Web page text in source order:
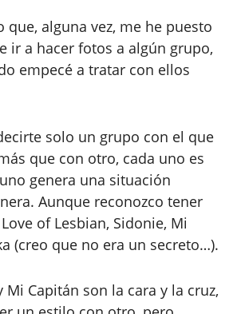
que, alguna vez, me he puesto
ir a hacer fotos a algún grupo,
empecé a tratar con ellos
solo un grupo con el que
que con otro, cada uno es
genera una situación
Aunque reconozco tener
of Lesbian, Sidonie, Mi
(creo que no era un secreto…).
Mi Capitán son la cara y la cruz,